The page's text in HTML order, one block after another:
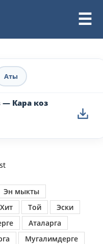
Аты
— Кара коз
Эн мыкты
Хит Той
Эски
Аталарга
Мугалимдерге